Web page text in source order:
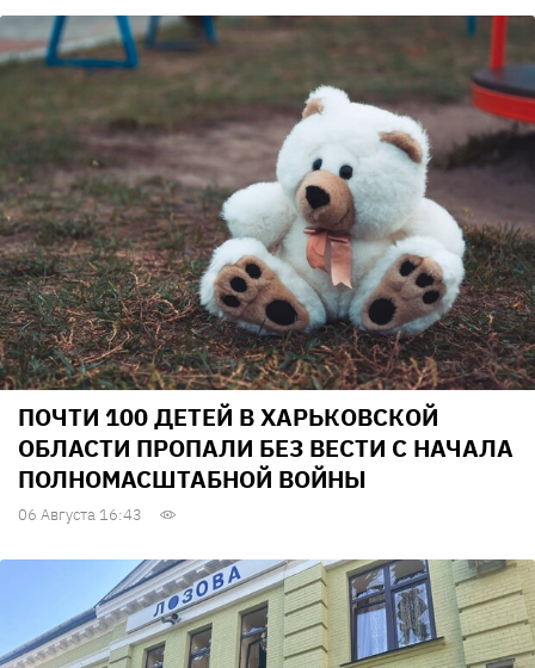
ПОЧТИ 100 ДЕТЕЙ В ХАРЬКОВСКОЙ
ОБЛАСТИ ПРОПАЛИ БЕЗ ВЕСТИ С НАЧАЛА
ПОЛНОМАСШТАБНОЙ ВОЙНЫ
06 Августа 16:43